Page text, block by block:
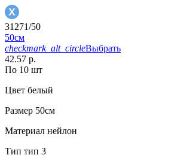
31271/50
50см
checkmark_alt_circleВыбрать
42.57 р.
По 10 шт
Цвет белый
Размер 50см
Материал нейлон
Тип тип 3